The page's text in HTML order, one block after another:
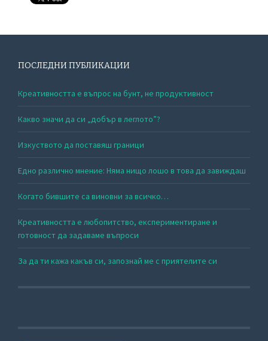
ПОСЛЕДНИ ПУБЛИКАЦИИ
Креативността е въпрос на бунт, не продуктивност
Какво значи да си „добър в леглото”?
Изкуството да поставяш граници
Едно различно мнение: Няма нищо лошо в това да завиждаш
Когато бившите са виновни за всичко…
Креативността е любопитство, експериментиране и
готовност да задаваме въпроси
За да ти кажа какъв си, запознай ме с приятелите си